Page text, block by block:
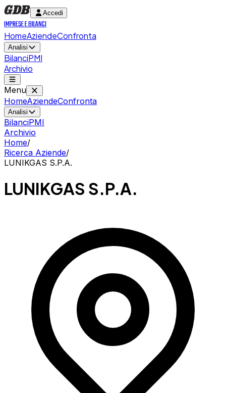
Accedi
IMPRESEEBILANCI
HomeAziendeConfronta
Analisi
BilanciPMI
Archivio
Menu
HomeAziendeConfronta
Analisi
BilanciPMI
Archivio
Home/
Ricerca Aziende/
LUNIKGAS S.P.A.
LUNIKGAS S.P.A.